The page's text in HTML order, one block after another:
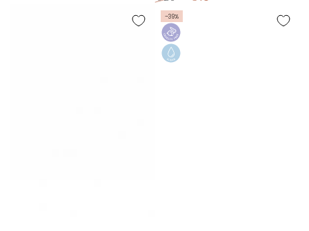
Įprasta
kaina
–39%